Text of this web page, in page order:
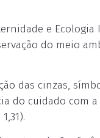
e
do meio
das cinzas,
do cuidado com